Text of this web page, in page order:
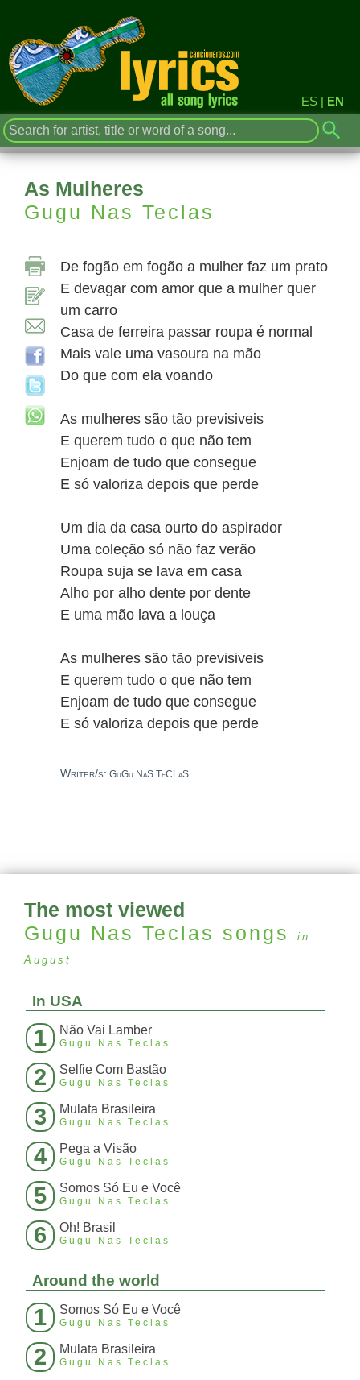
ES | EN
As Mulheres
Gugu Nas Teclas
De fogão em fogão a mulher faz um prato
E devagar com amor que a mulher quer
um carro
Casa de ferreira passar roupa é normal
Mais vale uma vasoura na mão
Do que com ela voando
As mulheres são tão previsiveis
E querem tudo o que não tem
Enjoam de tudo que consegue
E só valoriza depois que perde
Um dia da casa ourto do aspirador
Uma coleção só não faz verão
Roupa suja se lava em casa
Alho por alho dente por dente
E uma mão lava a louça
As mulheres são tão previsiveis
E querem tudo o que não tem
Enjoam de tudo que consegue
E só valoriza depois que perde
Writer/s: GuGu NaS TeCLaS
The most viewed
Gugu Nas Teclas songs
in
August
In USA
1 Não Vai Lamber
Gugu Nas Teclas
2 Selfie Com Bastão
Gugu Nas Teclas
3 Mulata Brasileira
Gugu Nas Teclas
4 Pega a Visão
Gugu Nas Teclas
5 Somos Só Eu e Você
Gugu Nas Teclas
6 Oh! Brasil
Gugu Nas Teclas
Around the world
1 Somos Só Eu e Você
Gugu Nas Teclas
2 Mulata Brasileira
Gugu Nas Teclas